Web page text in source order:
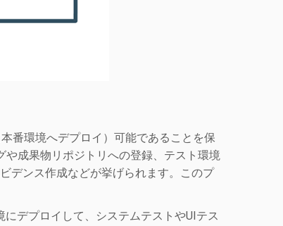
番環境へデプロイ）可能であることを保
成果物リポジトリへの登録、テスト環境
デンス作成などが挙げられます。このプ
デプロイして、システムテストやUIテス